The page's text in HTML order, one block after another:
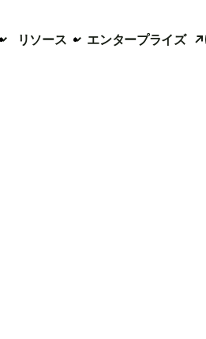
リソース エンタープライズ